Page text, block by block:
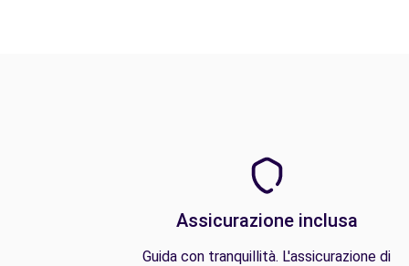
Assicurazione inclusa
Guida con tranquillità. L'assicurazione di